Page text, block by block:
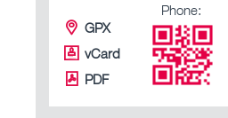
GPX
vCard
PDF
Phone: